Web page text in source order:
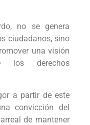
no se genera
ciudadanos, sino
una visión
los derechos
a partir de este
convicción del
de mantener